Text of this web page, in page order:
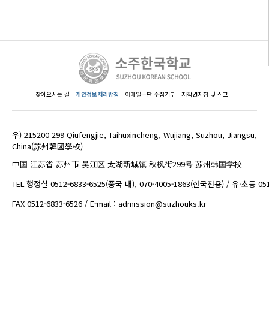
찾아오시는 길 개인정보처리방침 이메일무단 수집거부 저작권지침 및 신고
우) 215200 299 Qiufengjie, Taihuxincheng, Wujiang, Suzhou, Jiangsu,
China(苏州韓國學校)
中国 江苏省 苏州市 吴江区 太湖新城镇 秋枫街299号 苏州韩国学校
TEL 행정실 0512-6833-6525(중국 내), 070-4005-1863(한국전용) / 유·초등
FAX 0512-6833-6526 / E-mail : admission@suzhouks.kr